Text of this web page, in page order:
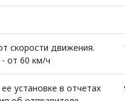
скорости движения.
от 60 км/ч
установке в отчетах